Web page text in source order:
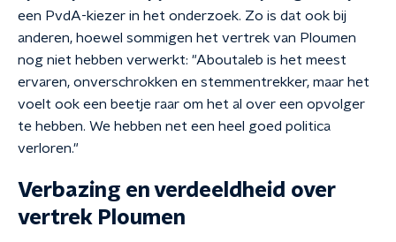
een PvdA-kiezer in het onderzoek. Zo is dat ook bij
anderen, hoewel sommigen het vertrek van Ploumen
nog niet hebben verwerkt: "Aboutaleb is het meest
ervaren, onverschrokken en stemmentrekker, maar het
voelt ook een beetje raar om het al over een opvolger
te hebben. We hebben net een heel goed politica
verloren."
Verbazing en verdeeldheid over
vertrek Ploumen